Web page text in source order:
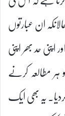
ان عبارتوں
حد بھر اپنی
مطالعہ کرنے
یہ بھی ایک